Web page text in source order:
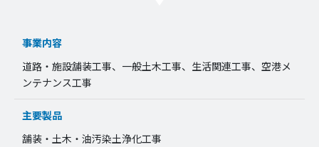
事業内容
道路・施設舗装工事、一般土木工事、生活関連工事、空港メ
ンテナンス工事
主要製品
舗装・土木・油汚染土浄化工事